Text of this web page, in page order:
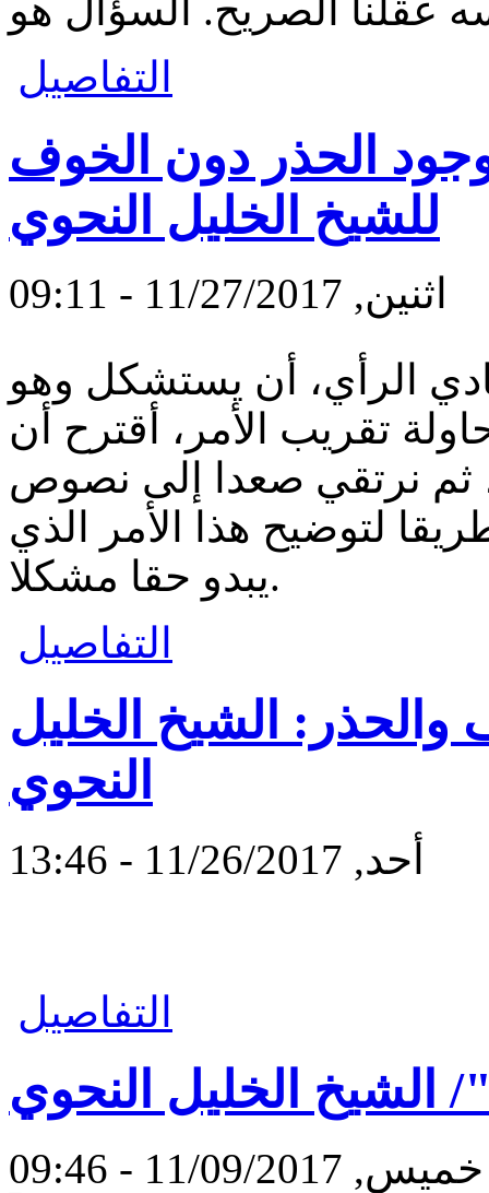
التفاصيل
الحذر دون الخوف
للشيخ الخليل النحوي
اثنين, 11/27/2017 - 09:11
الرأي، أن يستشكل وهو
تقريب الأمر، أقترح أن
ثم نرتقي صعدا إلى نصوص
لتوضيح هذا الأمر الذي
يبدو حقا مشكلا.
التفاصيل
الشيخ الخليل
النحوي
أحد, 11/26/2017 - 13:46
التفاصيل
الخليل النحوي
خميس, 11/09/2017 - 09:46